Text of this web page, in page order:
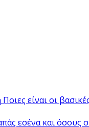
Ποιες είναι οι
εσένα και όσους